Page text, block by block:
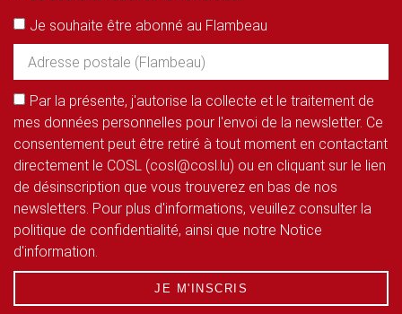
Je souhaite être abonné au Flambeau
Par la présente, j'autorise la collecte et le traitement de
mes données personnelles pour l'envoi de la newsletter. Ce
consentement peut être retiré à tout moment en contactant
directement le COSL (cosl@cosl.lu) ou en cliquant sur le lien
de désinscription que vous trouverez en bas de nos
newsletters. Pour plus d'informations, veuillez consulter la
politique de confidentialité, ainsi que notre Notice
d'information.
JE M'INSCRIS